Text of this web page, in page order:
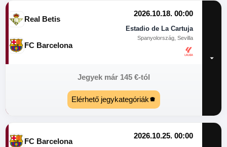
Real Betis
2026.10.18. 00:00
Estadio de La Cartuja
Spanyolország, Sevilla
FC Barcelona
Jegyek már 145 €-tól
Elérhető jegykategóriák
FC Barcelona
2026.10.25. 00:00